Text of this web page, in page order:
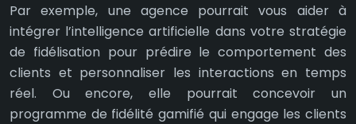
Par exemple, une agence pourrait vous aider à
intégrer l’intelligence artificielle dans votre stratégie
de fidélisation pour prédire le comportement des
clients et personnaliser les interactions en temps
réel. Ou encore, elle pourrait concevoir un
programme de fidélité gamifié qui engage les clients